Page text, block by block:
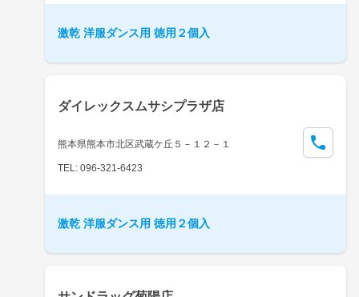
激乾 洋服ダンス用 徳用２個入
ダイレックスムサシプラザ店
熊本県熊本市北区武蔵ケ丘５－１２－１
TEL: 096-321-6423
激乾 洋服ダンス用 徳用２個入